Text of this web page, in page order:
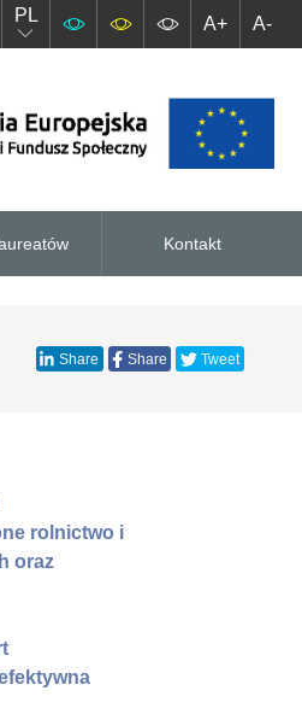
PL A+ A-
Kontakt
Share Share Tweet
rolnictwo i
oraz